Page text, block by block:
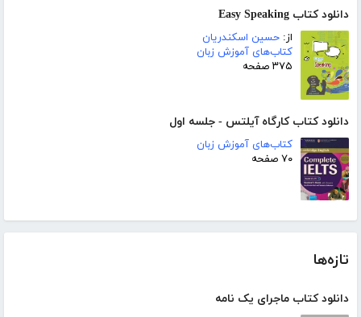
دانلود کتاب Easy Speaking
از: حسین اسکندریان
کتاب‌های آموزش زبان
۳۷۵ صفحه
دانلود کتاب کارگاه آیلتس - جلسه اول
کتاب‌های آموزش زبان
۷۰ صفحه
تازه‌ها
دانلود کتاب ماجرای یک نامه